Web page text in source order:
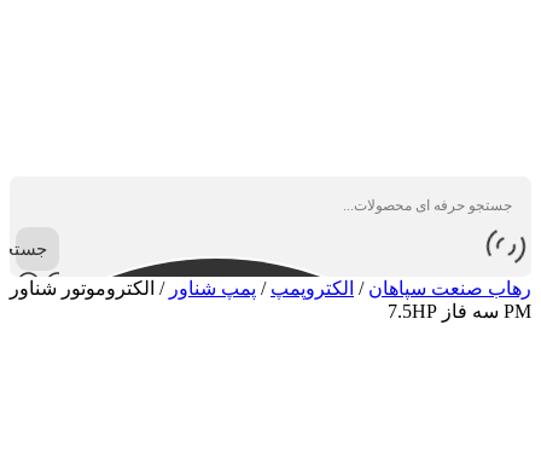
رهاب صنعت سپاهان / الکتروپمپ / پمپ شناور / الکتروموتور شناور
PM سه فاز 7.5HP